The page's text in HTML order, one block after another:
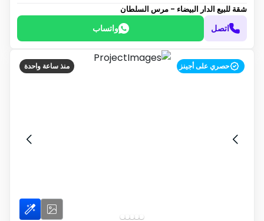
شقة للبيع الدار البيضاء - مرس السلطان
اتصل واتساب
منذ ساعة واحدة حصري على أجينز